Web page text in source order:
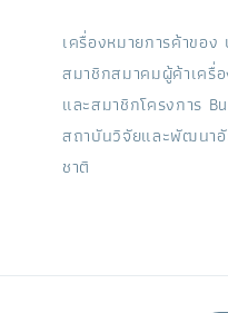
เครื่องหมายการค้าขอ
สมาชิกสมาคมผู้ค้าเค
และสมาชิกโครงการ
สถาบันวิจัยและพัฒนา
ชาติ